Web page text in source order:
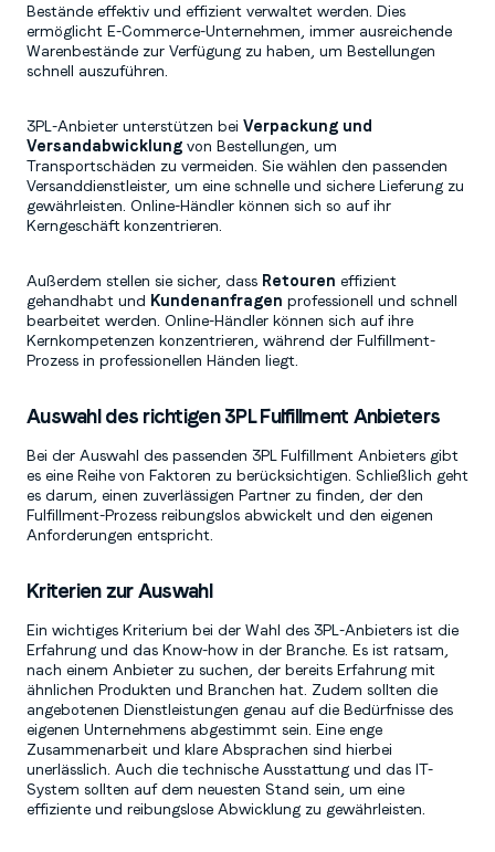
Bestände effektiv und effizient verwaltet werden. Dies
ermöglicht E-Commerce-Unternehmen, immer ausreichende
Warenbestände zur Verfügung zu haben, um Bestellungen
schnell auszuführen.
3PL-Anbieter unterstützen bei Verpackung und
Versandabwicklung von Bestellungen, um
Transportschäden zu vermeiden. Sie wählen den passenden
Versanddienstleister, um eine schnelle und sichere Lieferung zu
gewährleisten. Online-Händler können sich so auf ihr
Kerngeschäft konzentrieren.
Außerdem stellen sie sicher, dass Retouren effizient
gehandhabt und Kundenanfragen professionell und schnell
bearbeitet werden. Online-Händler können sich auf ihre
Kernkompetenzen konzentrieren, während der Fulfillment-
Prozess in professionellen Händen liegt.
Auswahl des richtigen 3PL Fulfillment Anbieters
Bei der Auswahl des passenden 3PL Fulfillment Anbieters gibt
es eine Reihe von Faktoren zu berücksichtigen. Schließlich geht
es darum, einen zuverlässigen Partner zu finden, der den
Fulfillment-Prozess reibungslos abwickelt und den eigenen
Anforderungen entspricht.
Kriterien zur Auswahl
Ein wichtiges Kriterium bei der Wahl des 3PL-Anbieters ist die
Erfahrung und das Know-how in der Branche. Es ist ratsam,
nach einem Anbieter zu suchen, der bereits Erfahrung mit
ähnlichen Produkten und Branchen hat. Zudem sollten die
angebotenen Dienstleistungen genau auf die Bedürfnisse des
eigenen Unternehmens abgestimmt sein. Eine enge
Zusammenarbeit und klare Absprachen sind hierbei
unerlässlich. Auch die technische Ausstattung und das IT-
System sollten auf dem neuesten Stand sein, um eine
effiziente und reibungslose Abwicklung zu gewährleisten.